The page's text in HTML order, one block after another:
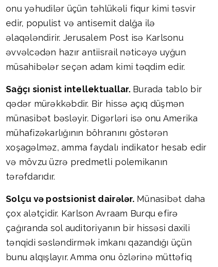
onu yəhudilər üçün təhlükəli fiqur kimi təsvir
edir, populist və antisemit dalğa ilə
əlaqələndirir. Jerusalem Post isə Karlsonu
əvvəlcədən hazır antiisrail nəticəyə uyğun
müsahibələr seçən adam kimi təqdim edir.
Sağçı sionist intellektuallar.Burada tablo bir
qədər mürəkkəbdir. Bir hissə açıq düşmən
münasibət bəsləyir. Digərləri isə onu Amerika
mühafizəkarlığının böhranını göstərən
xoşagəlməz, amma faydalı indikator hesab edir
və mövzu üzrə predmetli polemikanın
tərəfdarıdır.
Solçu və postsionist dairələr.Münasibət daha
çox alətçidir. Karlson Avraam Burqu efirə
çağıranda sol auditoriyanın bir hissəsi daxili
tənqidi səsləndirmək imkanı qazandığı üçün
bunu alqışlayır. Amma onu özlərinə müttəfiq